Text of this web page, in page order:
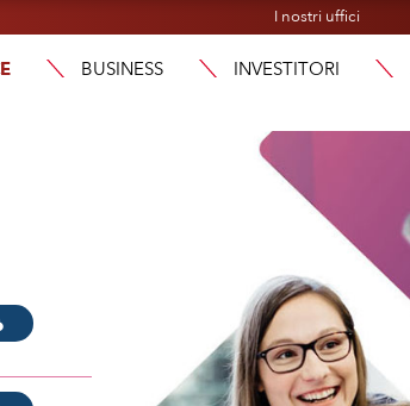
I nostri uffici
BUSINESS INVESTITORI